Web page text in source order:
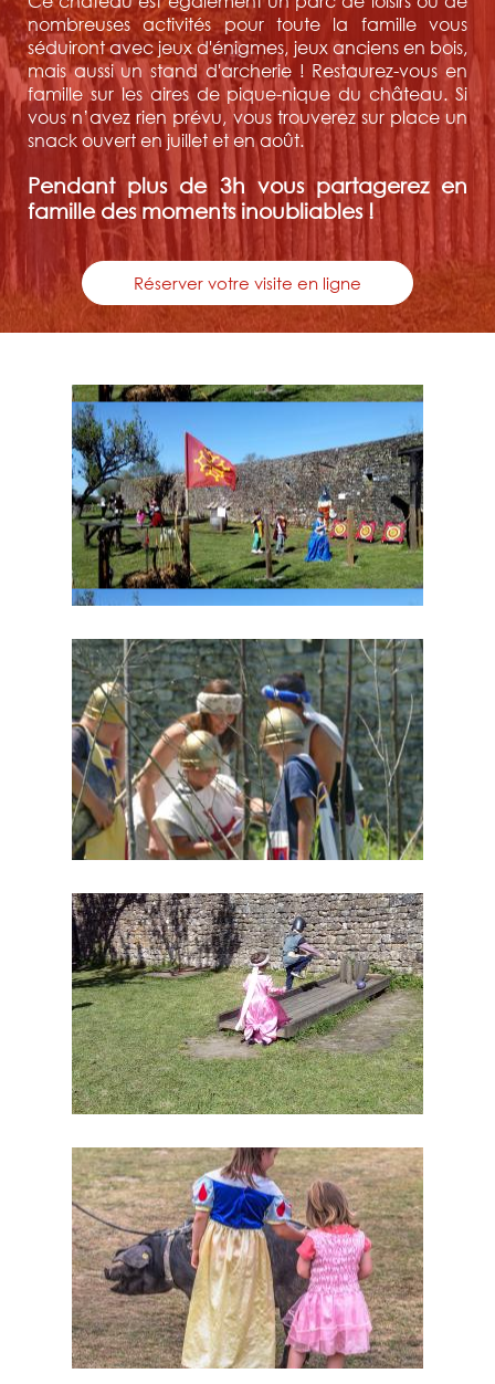
nombreuses activités pour toute la famille vous
séduiront avec jeux d'énigmes, jeux anciens en bois,
mais aussi un stand d'archerie ! Restaurez-vous en
famille sur les aires de pique-nique du château. Si
vous n’avez rien prévu, vous trouverez sur place un
snack ouvert en juillet et en août.
Pendant plus de 3h vous partagerez en
famille des moments inoubliables !
Réserver votre visite en ligne